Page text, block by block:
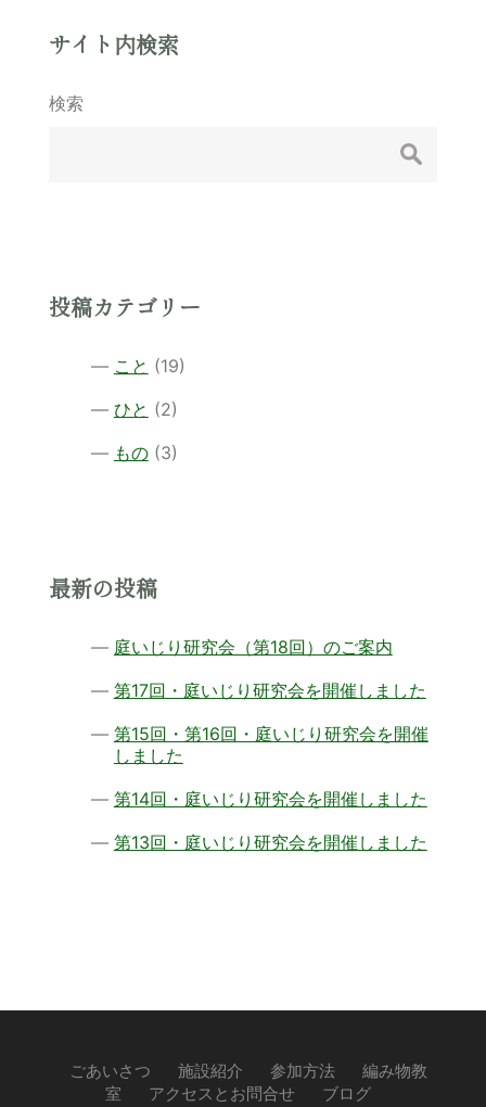
ナ
ゲ
サイト内検索
検索
投稿カテゴリー
こと (19)
ひと (2)
もの(3)
最新の投稿
庭いじり研究会（第18回）のご案内
第17回・庭いじり研究会を開催しました
第15回・第16回・庭いじり研究会を開催
しました
第14回・庭いじり研究会を開催しました
第13回・庭いじり研究会を開催しました
ごあいさつ 施設紹介 参加方法
編み物教
室
アクセスとお問合せ ブログ